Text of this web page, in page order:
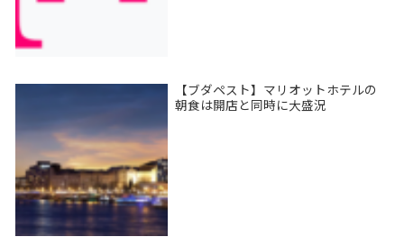
【ブダペスト】マリオットホテルの
朝食は開店と同時に大盛況